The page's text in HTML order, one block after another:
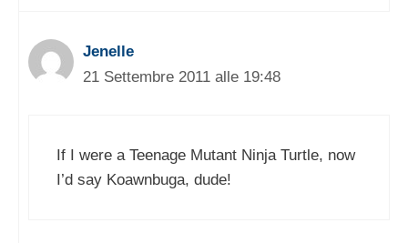
Jenelle
21 Settembre 2011 alle 19:48
If I were a Teenage Mutant Ninja Turtle, now
I’d say Koawnbuga, dude!